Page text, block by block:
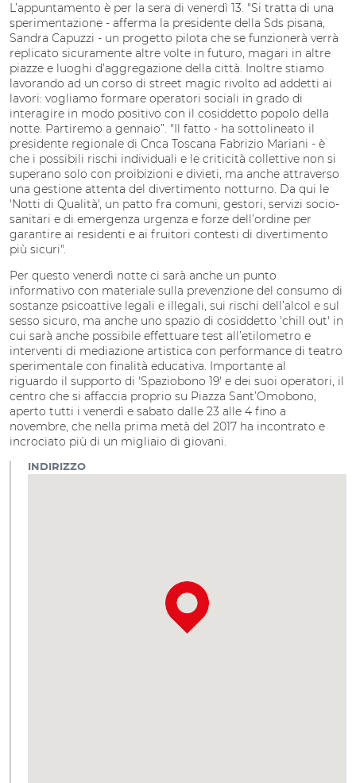
L’appuntamento è per la sera di venerdì 13. "Si tratta di una
sperimentazione - afferma la presidente della Sds pisana,
Sandra Capuzzi - un progetto pilota che se funzionerà verrà
replicato sicuramente altre volte in futuro, magari in altre
piazze e luoghi d’aggregazione della città. Inoltre stiamo
lavorando ad un corso di street magic rivolto ad addetti ai
lavori: vogliamo formare operatori sociali in grado di
interagire in modo positivo con il cosiddetto popolo della
notte. Partiremo a gennaio”. "Il fatto - ha sottolineato il
presidente regionale di Cnca Toscana Fabrizio Mariani - è
che i possibili rischi individuali e le criticità collettive non si
superano solo con proibizioni e divieti, ma anche attraverso
una gestione attenta del divertimento notturno. Da qui le
'Notti di Qualità', un patto fra comuni, gestori, servizi socio-
sanitari e di emergenza urgenza e forze dell’ordine per
garantire ai residenti e ai fruitori contesti di divertimento
più sicuri".
Per questo venerdì notte ci sarà anche un punto
informativo con materiale sulla prevenzione del consumo di
sostanze psicoattive legali e illegali, sui rischi dell’alcol e sul
sesso sicuro, ma anche uno spazio di cosiddetto 'chill out' in
cui sarà anche possibile effettuare test all’etilometro e
interventi di mediazione artistica con performance di teatro
sperimentale con finalità educativa. Importante al
riguardo il supporto di 'Spaziobono 19' e dei suoi operatori, il
centro che si affaccia proprio su Piazza Sant’Omobono,
aperto tutti i venerdì e sabato dalle 23 alle 4 fino a
novembre, che nella prima metà del 2017 ha incontrato e
incrociato più di un migliaio di giovani.
INDIRIZZO